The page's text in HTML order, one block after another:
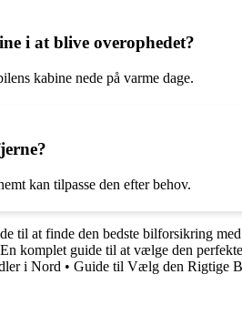
i at blive overophedet?
kabine nede på varme dage.
kan tilpasse den efter behov.
til at finde den bedste bilforsikring
En komplet guide til at vælge den
i Nord • Guide til Vælg den Rigtige